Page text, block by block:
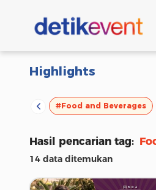
Highlights
#Food and Beverages
Hasil pencarian tag:
14 data ditemukan